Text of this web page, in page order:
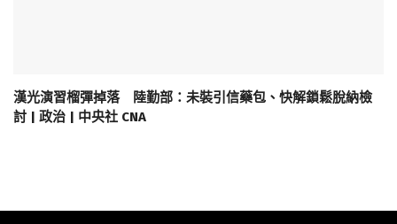
漢光演習榴彈掉落 陸勤部：未裝引信藥包、快解鎖鬆脫納檢
討 | 政治 | 中央社 CNA